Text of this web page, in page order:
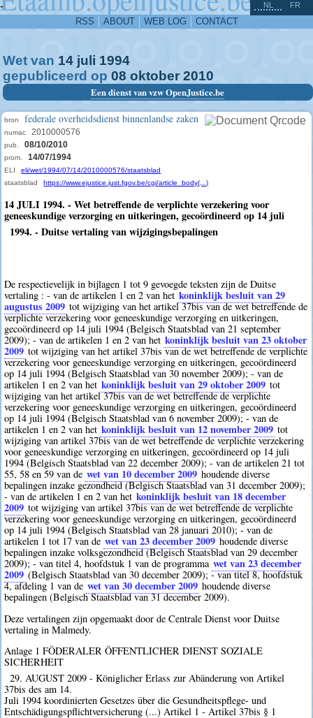
-
RSS ABOUT WEB LOG CONTACT
NL FR
Wet van 14 juli 1994
gepubliceerd op 08 oktober 2010
Een dienst van vzw OpenJustice.be
bron federale overheidsdienst binnenlandse zaken
numac 2010000576
pub. 08/10/2010
prom. 14/07/1994
ELI
eli/wet/1994/07/14/2010000576/staatsblad
staatsblad
https://www.ejustice.just.fgov.be/cgi/article_body(...)
14 JULI 1994. - Wet betreffende de verplichte verzekering voor
geneeskundige verzorging en uitkeringen, gecoördineerd op 14 juli
1994. - Duitse vertaling van wijzigingsbepalingen
De respectievelijk in bijlagen 1 tot 9 gevoegde teksten zijn de Duitse
vertaling : - van de artikelen 1 en 2 van het koninklijk besluit van 29
augustus 2009 tot wijziging van het artikel 37bis van de wet betreffende de
verplichte verzekering voor geneeskundige verzorging en uitkeringen,
gecoördineerd op 14 juli 1994 (Belgisch Staatsblad van 21 september
2009); - van de artikelen 1 en 2 van het koninklijk besluit van 23 oktober
2009 tot wijziging van het artikel 37bis van de wet betreffende de verplichte
verzekering voor geneeskundige verzorging en uitkeringen, gecoördineerd
op 14 juli 1994 (Belgisch Staatsblad van 30 november 2009); - van de
artikelen 1 en 2 van het koninklijk besluit van 29 oktober 2009 tot
wijziging van het artikel 37bis van de wet betreffende de verplichte
verzekering voor geneeskundige verzorging en uitkeringen, gecoördineerd
op 14 juli 1994 (Belgisch Staatsblad van 6 november 2009); - van de
artikelen 1 en 2 van het koninklijk besluit van 12 november 2009 tot
wijziging van artikel 37bis van de wet betreffende de verplichte verzekering
voor geneeskundige verzorging en uitkeringen, gecoördineerd op 14 juli
1994 (Belgisch Staatsblad van 22 december 2009); - van de artikelen 21 tot
55, 58 en 59 van de wet van 10 december 2009 houdende diverse
bepalingen inzake gezondheid (Belgisch Staatsblad van 31 december 2009);
- van de artikelen 1 en 2 van het koninklijk besluit van 18 december
2009 tot wijziging van artikel 37bis van de wet betreffende de verplichte
verzekering voor geneeskundige verzorging en uitkeringen, gecoördineerd
op 14 juli 1994 (Belgisch Staatsblad van 28 januari 2010); - van de
artikelen 1 tot 17 van de wet van 23 december 2009 houdende diverse
bepalingen inzake volksgezondheid (Belgisch Staatsblad van 29 december
2009); - van titel 4, hoofdstuk 1 van de programma wet van 23 december
2009 (Belgisch Staatsblad van 30 december 2009); - van titel 8, hoofdstuk
4, afdeling 1 van de wet van 30 december 2009 houdende diverse
bepalingen (Belgisch Staatsblad van 31 december 2009).
Deze vertalingen zijn opgemaakt door de Centrale Dienst voor Duitse
vertaling in Malmedy.
Anlage 1 FÖDERALER ÖFFENTLICHER DIENST SOZIALE
SICHERHEIT
29. AUGUST 2009 - Königlicher Erlass zur Abänderung von Artikel
37bis des am 14.
Juli 1994 koordinierten Gesetzes über die Gesundheitspflege- und
Entschädigungspflichtversicherung (...) Artikel 1 - Artikel 37bis § 1
^